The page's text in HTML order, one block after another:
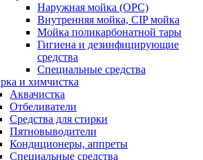
Наружная мойка (ОРС)
Внутренняя мойка, CIP мойка
Мойка поликарбонатной тары
Гигиена и дезинфицирующие
средства
Специальные средства
и химчистка
Аквачистка
Отбеливатели
Средства для стирки
Пятновыводители
Кондиционеры, аппреты
Специальные средства